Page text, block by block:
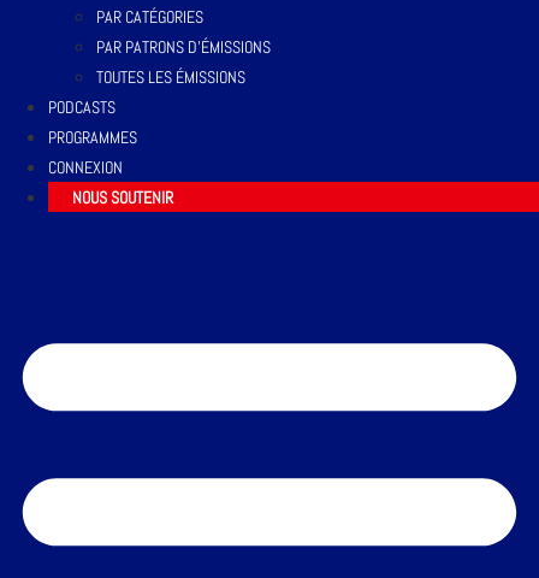
PAR CATÉGORIES
PAR PATRONS D’ÉMISSIONS
TOUTES LES ÉMISSIONS
PODCASTS
PROGRAMMES
CONNEXION
NOUS SOUTENIR